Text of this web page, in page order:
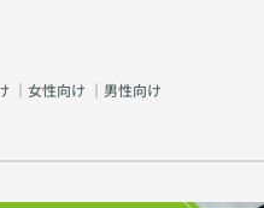
｜ 女性向け ｜ 男性向け